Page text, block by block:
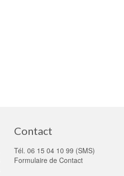
Contact
Tél. 06 15 04 10 99 (SMS)
Formulaire de Contact